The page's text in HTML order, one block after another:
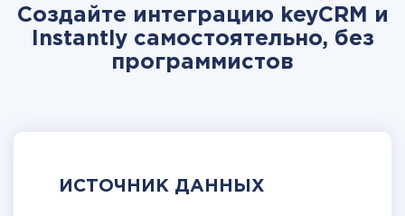
Создайте интеграцию keyCRM и
Instantly самостоятельно, без
программистов
ИСТОЧНИК ДАННЫХ